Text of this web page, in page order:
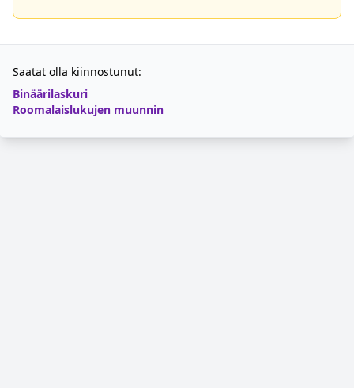
Saatat olla kiinnostunut:
Binäärilaskuri
Roomalaislukujen muunnin